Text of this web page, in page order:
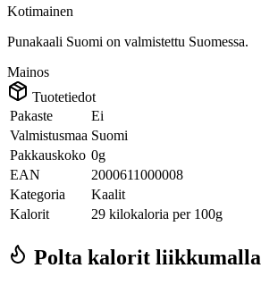
Kotimainen
Punakaali Suomi on valmistettu Suomessa.
Mainos
Tuotetiedot
Pakaste
Ei
Valmistusmaa Suomi
Pakkauskoko 0g
EAN
2000611000008
Kategoria
Kaalit
Kalorit
29 kilokaloria per 100g
Polta kalorit liikkumalla